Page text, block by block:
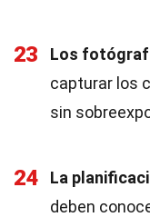
23 Los
capturar los
sin
24 La
deben